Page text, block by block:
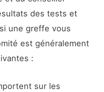
des tests et
une greffe vous
est généralement
:
sur les